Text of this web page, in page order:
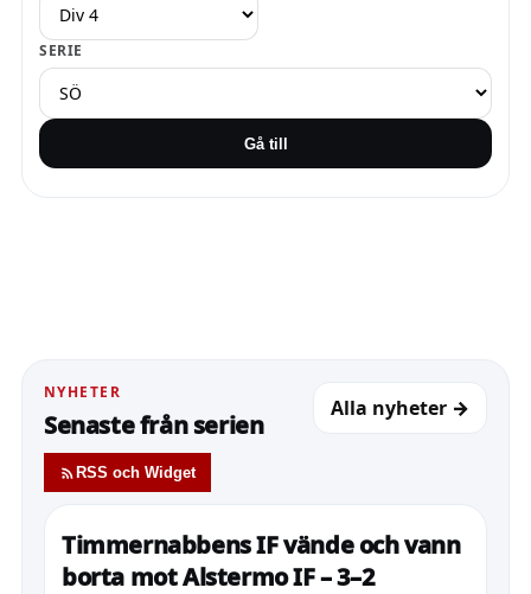
SERIE
Gå till
NYHETER
Senaste från serien
RSS och Widget
Alla nyheter →
Timmernabbens IF vände och vann
borta mot Alstermo IF – 3–2